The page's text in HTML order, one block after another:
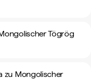
Tögrög
zu Mongolischer